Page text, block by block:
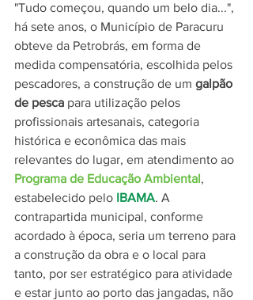
"Tudo começou, quando um belo dia...",
há sete anos, o Município de Paracuru
obteve da Petrobrás, em forma de
medida compensatória, escolhida pelos
pescadores, a construção de um galpão
de pesca para utilização pelos
profissionais artesanais, categoria
histórica e econômica das mais
relevantes do lugar, em atendimento ao
Programa de Educação Ambiental,
estabelecido pelo IBAMA. A
contrapartida municipal, conforme
acordado à época, seria um terreno para
a construção da obra e o local para
tanto, por ser estratégico para atividade
e estar junto ao porto das jangadas, não